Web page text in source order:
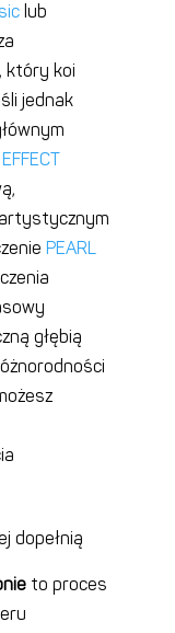
lub
który koi
jednak
PEARL
głębią
dopełnią
to proces